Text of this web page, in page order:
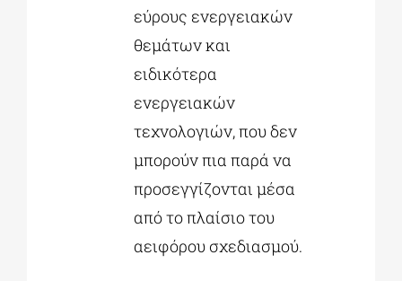
εύρους ενεργειακών
θεμάτων και
ειδικότερα
ενεργειακών
τεχνολογιών, που δεν
μπορούν πια παρά να
προσεγγίζονται μέσα
από το πλαίσιο του
αειφόρου σχεδιασμού.